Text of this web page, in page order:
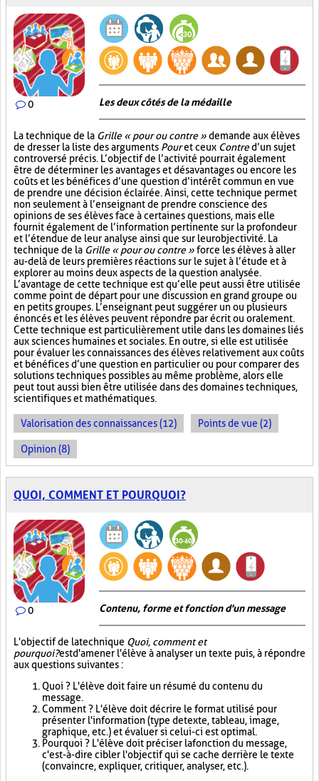
0 Les deux côtés de la médaille
La technique de la Grille « pour ou contre »demande aux élèves
de dresser la liste des arguments Pouret ceux Contred’un sujet
controversé précis. L’objectif de l’activité pourrait également
être de déterminer les avantages et désavantages ou encore les
coûts et les bénéfices d’une question d’intérêt commun en vue
de prendre une décision éclairée. Ainsi, cette technique permet
non seulement à l’enseignant de prendre conscience des
opinions de ses élèves face à certaines questions, mais elle
fournit également de l’information pertinente sur la profondeur
et l’étendue de leur analyse ainsi que sur leur objectivité. La
technique de la Grille « pour ou contre »force les élèves à aller
au-delà de leurs premières réactions sur le sujet à l’étude et à
explorer au moins deux aspects de la question analysée.
L’avantage de cette technique est qu’elle peut aussi être utilisée
comme point de départ pour une discussion en grand groupe ou
en petits groupes. L’enseignant peut suggérer un ou plusieurs
énoncés et les élèves peuvent répondre par écrit ou oralement.
Cette technique est particulièrement utile dans les domaines liés
aux sciences humaines et sociales. En outre, si elle est utilisée
pour évaluer les connaissances des élèves relativement aux coûts
et bénéfices d’une question en particulier ou pour comparer des
solutions techniques possibles au même problème, alors elle
peut tout aussi bien être utilisée dans des domaines techniques,
scientifiques et mathématiques.
Valorisation des connaissances (12) Points de vue (2)
Opinion (8)
QUOI, COMMENT ET POURQUOI?
0 Contenu, forme et fonction d'un message
L'objectif de la technique Quoi, comment et
pourquoi?est d'amener l'élève à analyser un texte puis, à répondre
aux questions suivantes :
Quoi ? L'élève doit faire un résumé du contenu du
message.
Comment ? L'élève doit décrire le format utilisé pour
présenter l'information (type de texte, tableau, image,
graphique, etc.) et évaluer si celui-ci est optimal.
Pourquoi ? L'élève doit préciser la fonction du message,
c'est-à-dire cibler l'objectif qui se cache derrière le texte
(convaincre, expliquer, critiquer, analyser, etc.).